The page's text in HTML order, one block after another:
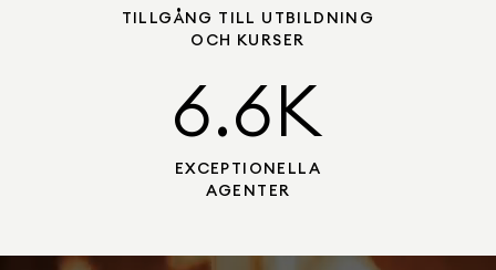
TILLGÅNG TILL UTBILDNING
OCH KURSER
6.6K
EXCEPTIONELLA
AGENTER